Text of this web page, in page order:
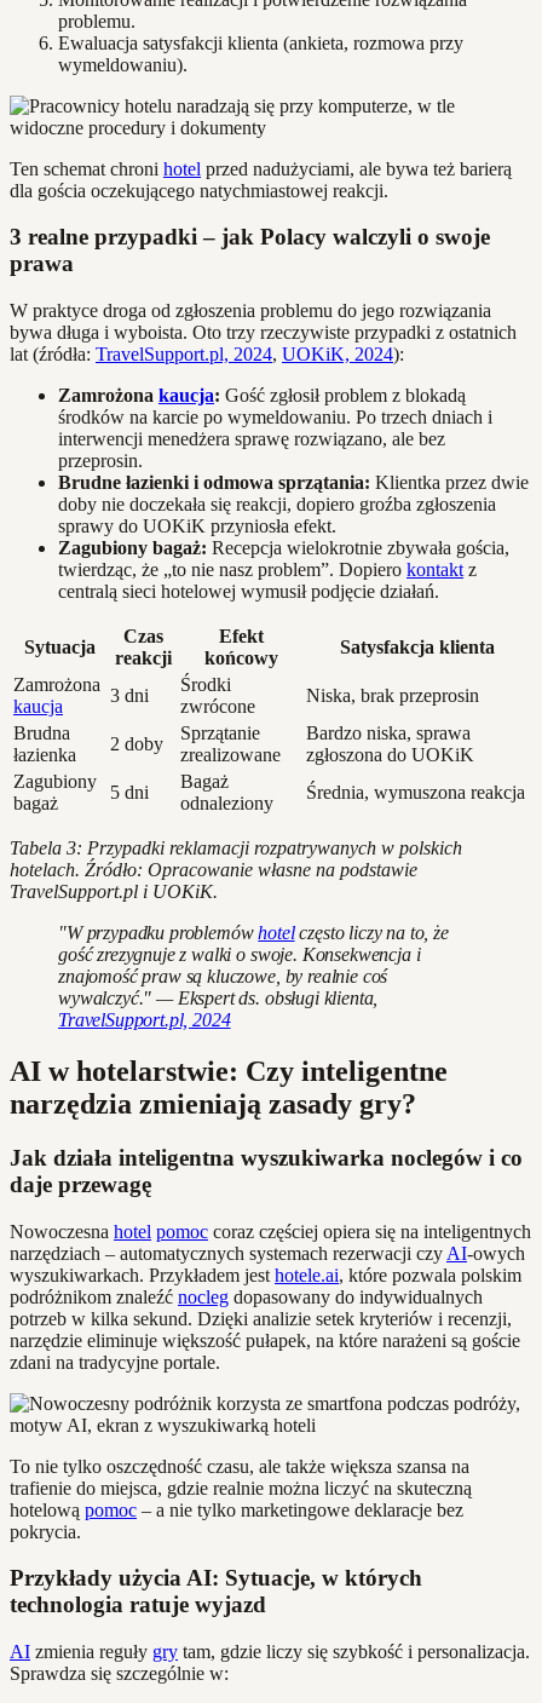
problemu.
Ewaluacja satysfakcji klienta (ankieta, rozmowa przy
wymeldowaniu).
Ten schemat chroni hotel przed nadużyciami, ale bywa też barierą
dla gościa oczekującego natychmiastowej reakcji.
3 realne przypadki – jak Polacy walczyli o swoje
prawa
W praktyce droga od zgłoszenia problemu do jego rozwiązania
bywa długa i wyboista. Oto trzy rzeczywiste przypadki z ostatnich
lat (źródła: TravelSupport.pl, 2024, UOKiK, 2024):
Zamrożona kaucja: Gość zgłosił problem z blokadą
środków na karcie po wymeldowaniu. Po trzech dniach i
interwencji menedżera sprawę rozwiązano, ale bez
przeprosin.
Brudne łazienki i odmowa sprzątania: Klientka przez dwie
doby nie doczekała się reakcji, dopiero groźba zgłoszenia
sprawy do UOKiK przyniosła efekt.
Zagubiony bagaż: Recepcja wielokrotnie zbywała gościa,
twierdząc, że „to nie nasz problem”. Dopiero kontakt z
centralą sieci hotelowej wymusił podjęcie działań.
Sytuacja
Czas
reakcji
Efekt
końcowy
Satysfakcja klienta
Zamrożona
kaucja
3 dni
Środki
zwrócone
Niska, brak przeprosin
Brudna
łazienka
2 doby
Sprzątanie
zrealizowane
Bardzo niska, sprawa
zgłoszona do UOKiK
Zagubiony
bagaż
5 dni
Bagaż
odnaleziony
Średnia, wymuszona reakcja
Tabela 3: Przypadki reklamacji rozpatrywanych w polskich
hotelach. Źródło: Opracowanie własne na podstawie
TravelSupport.pl i UOKiK.
"W przypadku problemówhotelczęsto liczy na to, że
gość zrezygnuje z walki o swoje. Konsekwencja i
znajomość praw są kluczowe, by realnie coś
wywalczyć." — Ekspert ds. obsługi klienta,
TravelSupport.pl, 2024
AI w hotelarstwie: Czy inteligentne
narzędzia zmieniają zasady gry?
Jak działa inteligentna wyszukiwarka noclegów i co
daje przewagę
Nowoczesna hotel pomoc coraz częściej opiera się na inteligentnych
narzędziach – automatycznych systemach rezerwacji czy AI-owych
wyszukiwarkach. Przykładem jest hotele.ai, które pozwala polskim
podróżnikom znaleźć nocleg dopasowany do indywidualnych
potrzeb w kilka sekund. Dzięki analizie setek kryteriów i recenzji,
narzędzie eliminuje większość pułapek, na które narażeni są goście
zdani na tradycyjne portale.
To nie tylko oszczędność czasu, ale także większa szansa na
trafienie do miejsca, gdzie realnie można liczyć na skuteczną
hotelową pomoc – a nie tylko marketingowe deklaracje bez
pokrycia.
Przykłady użycia AI: Sytuacje, w których
technologia ratuje wyjazd
AI zmienia reguły gry tam, gdzie liczy się szybkość i personalizacja.
Sprawdza się szczególnie w: